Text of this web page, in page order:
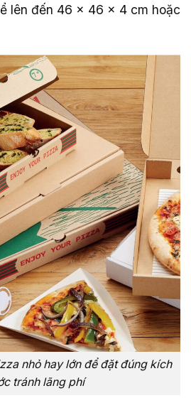
lên đến 46 x 46 x 4 cm hoặc
nhỏ hay lớn để đặt đúng kích
tránh lãng phí